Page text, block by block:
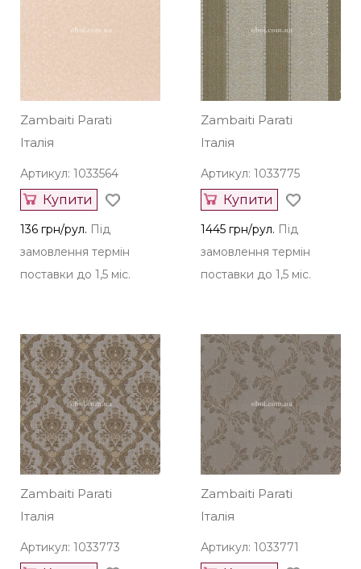
Zambaiti Parati
Італія
Артикул: 1033564
Купити
136 грн/рул. Під
замовлення термін
поставки до 1,5 міс.
Zambaiti Parati
Італія
Артикул: 1033775
Купити
1445 грн/рул. Під
замовлення термін
поставки до 1,5 міс.
Zambaiti Parati
Італія
Артикул: 1033773
Zambaiti Parati
Італія
Артикул: 1033771